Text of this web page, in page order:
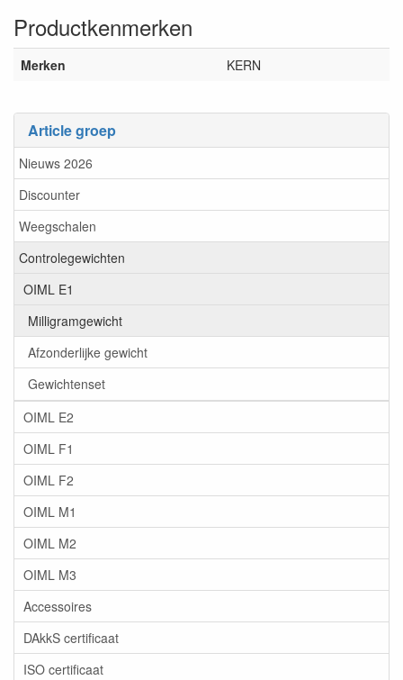
Article groep
Nieuws 2026
Discounter
Weegschalen
Controlegewichten
OIML E1
Milligramgewicht
Afzonderlijke gewicht
Gewichtenset
OIML E2
OIML F1
OIML F2
OIML M1
OIML M2
OIML M3
Accessoires
DAkkS certificaat
ISO certificaat
Productkenmerken
Merken KERN